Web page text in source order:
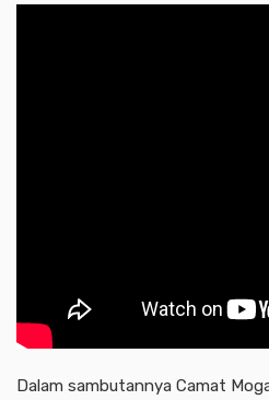
Dalam sambutannya Camat